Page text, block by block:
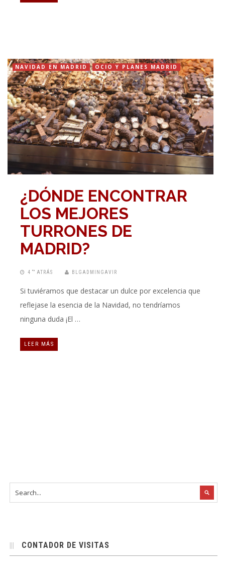
NAVIDAD EN MADRID OCIO Y PLANES MADRID
¿DÓNDE ENCONTRAR
LOS MEJORES
TURRONES DE
MADRID?
4 “” ATRÁS BLGADMINGAVIR
Si tuviéramos que destacar un dulce por excelencia que
reflejase la esencia de la Navidad, no tendríamos
ninguna duda ¡El …
LEER MÁS
CONTADOR DE VISITAS